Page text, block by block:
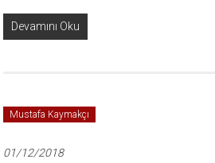
Devamını Oku
Mustafa Kaymakçı
01/12/2018